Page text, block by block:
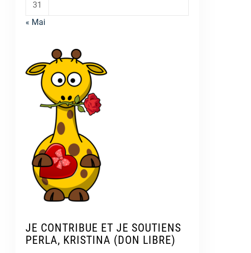
31
« Mai
JE CONTRIBUE ET JE SOUTIENS
PERLA, KRISTINA (DON LIBRE)